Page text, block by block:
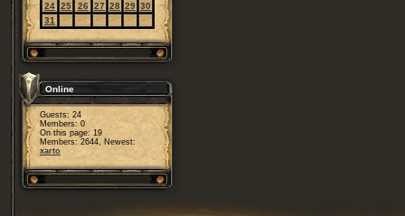
24 25 26 27 28 29 30
31
Online
Guests: 24
Members: 0
On this page: 19
Members: 2644, Newest:
xarto